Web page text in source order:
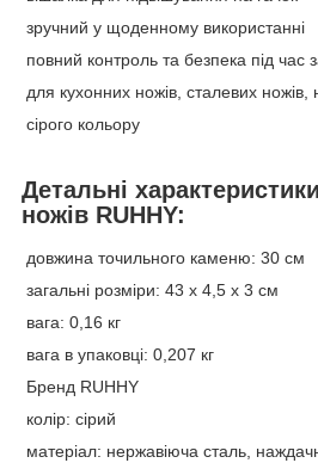
зручний у щоденному використанні
повний контроль та безпека під час
для кухонних ножів, сталевих
сірого кольору
Детальні
ножів RUHHY:
довжина точильного каменю: 30 см
загальні розміри: 43 x 4,5 x 3 см
вага: 0,16 кг
вага в упаковці: 0,207 кг
Бренд RUHHY
колір: сірий
матеріал: нержавіюча сталь,